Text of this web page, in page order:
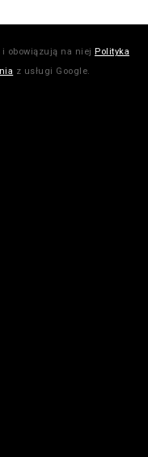
obowiązują na niej Polityka
z usługi Google.